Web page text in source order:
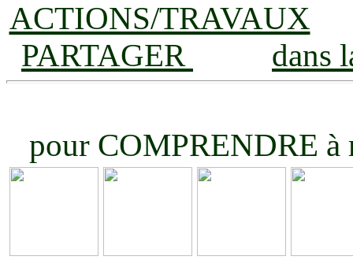
ACTIONS/TRAVAUX
PARTAGER
dans
pour COMPRENDRE à